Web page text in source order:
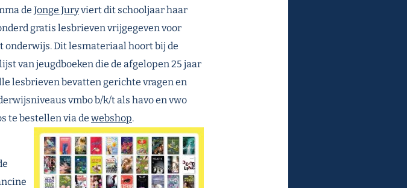
de Jonge Juryviert dit schooljaar haar
gratis lesbrieven vrijgegeven voor
onderwijs. Dit lesmateriaal hoort bij de
van jeugdboeken die de afgelopen 25 jaar
lesbrieven bevatten gerichte vragen en
vmbo b/k/t als havo en vwo
te bestellen via de webshop.